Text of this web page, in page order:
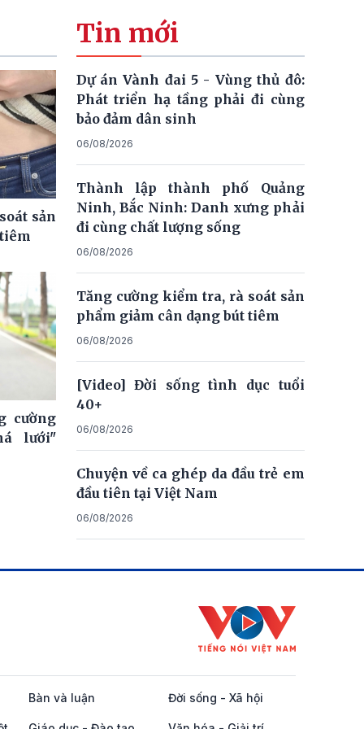
sản
cường
lưới"
Tin mới
Dự án Vành đai 5 - Vùng thủ đô:
Phát triển hạ tầng phải đi cùng
bảo đảm dân sinh
06/08/2026
Thành lập thành phố Quảng
Ninh, Bắc Ninh: Danh xưng phải
đi cùng chất lượng sống
06/08/2026
Tăng cường kiểm tra, rà soát sản
phẩm giảm cân dạng bút tiêm
06/08/2026
[Video] Đời sống tình dục tuổi
40+
06/08/2026
Chuyện về ca ghép da đầu trẻ em
đầu tiên tại Việt Nam
06/08/2026
Bàn và luận Đời sống - Xã hội